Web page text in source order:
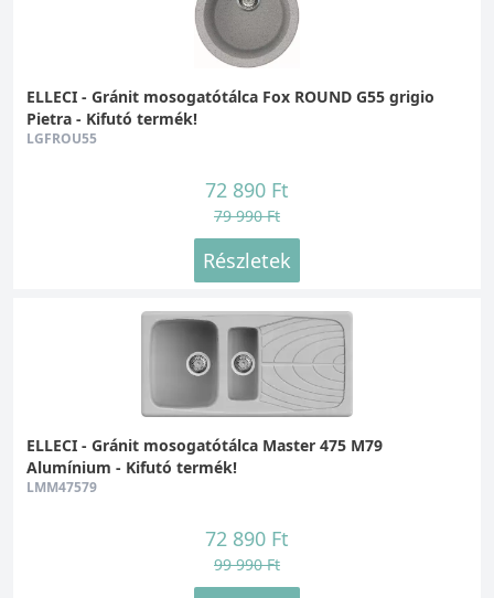
ELLECI - Gránit mosogatótálca Fox ROUND G55 grigio
Pietra - Kifutó termék!
LGFROU55
72 890 Ft
79 990 Ft
Részletek
ELLECI - Gránit mosogatótálca Master 475 M79
Alumínium - Kifutó termék!
LMM47579
72 890 Ft
99 990 Ft